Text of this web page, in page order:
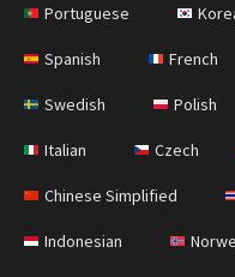
Portuguese
Spanish French
Swedish Polish
Italian Czech
Chinese Simplified
Indonesian